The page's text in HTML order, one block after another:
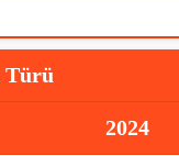
Türü
2024